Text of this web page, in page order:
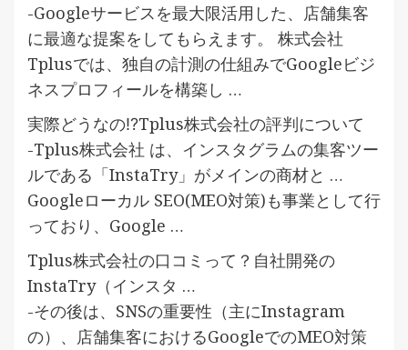
-Googleサービスを最大限活用した、店舗集客
に最適な提案をしてもらえます。 株式会社
Tplusでは、独自の計測の仕組みでGoogleビジ
ネスプロフィールを構築し …
実際どうなの⁉Tplus株式会社の評判について
-Tplus株式会社 は、インスタグラムの集客ツー
ルである「InstaTry」がメインの商材と …
Googleローカル SEO(MEO対策)も事業として行
っており、Google …
Tplus株式会社の口コミって？自社開発の
InstaTry（インスタ …
-その後は、SNSの重要性（主にInstagram
の）、店舗集客におけるGoogleでのMEO対策